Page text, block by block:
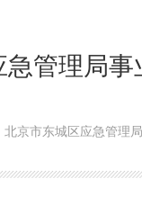
急管理局
北京市东城区应急管理局